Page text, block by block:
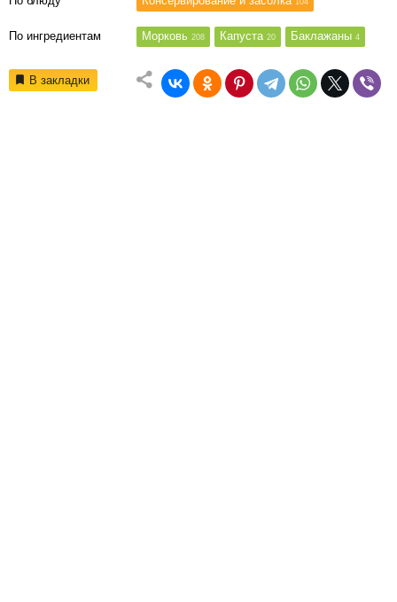
104
По ингредиентам Морковь 208 Капуста 20 Баклажаны 4
В закладки